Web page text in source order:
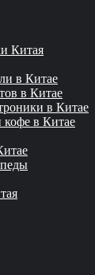
Китая
в Китае
в Китае
в Китае
кофе в Китае